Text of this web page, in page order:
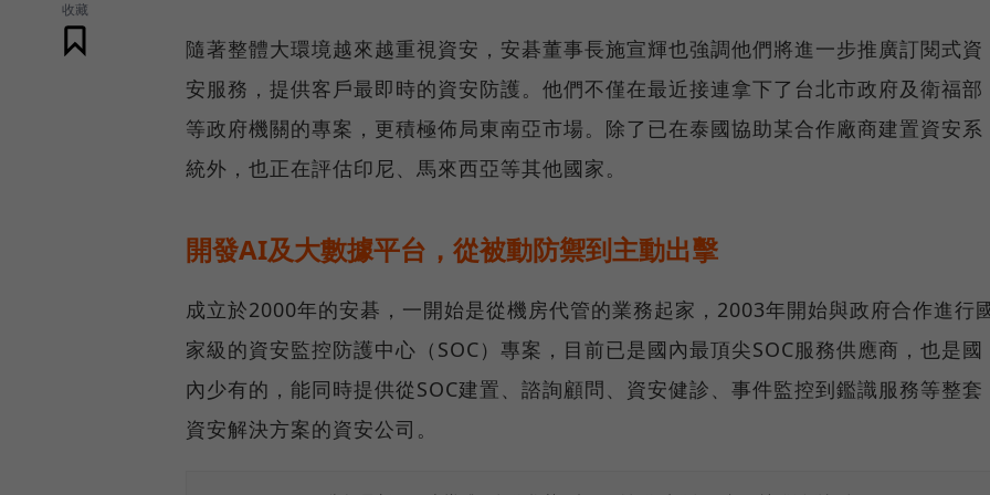
收藏
隨著整體大環境越來越重視資安，安碁董事長施宣輝也強調他們將進一步推廣訂閱式資
安服務，提供客戶最即時的資安防護。他們不僅在最近接連拿下了台北市政府及衛福部
等政府機關的專案，更積極佈局東南亞市場。除了已在泰國協助某合作廠商建置資安系
統外，也正在評估印尼、馬來西亞等其他國家。
開發AI及大數據平台，從被動防禦到主動出擊
成立於2000年的安碁，一開始是從機房代管的業務起家，2003年開始與政府合作進行
家級的資安監控防護中心（SOC）專案，目前已是國內最頂尖SOC服務供應商，也是國
內少有的，能同時提供從SOC建置、諮詢顧問、資安健診、事件監控到鑑識服務等整套
資安解決方案的資安公司。